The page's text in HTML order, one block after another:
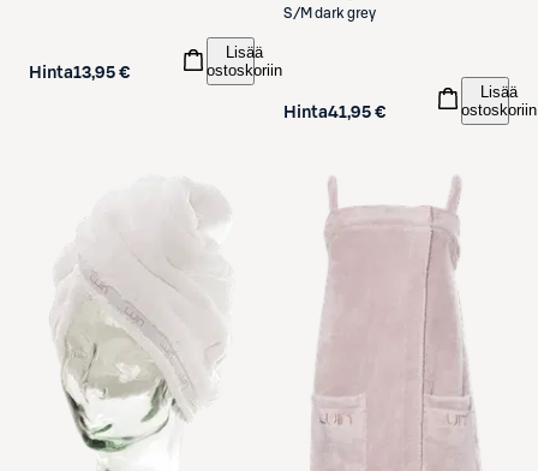
Hinta13,95 €
Lisää
ostoskoriin
S/M dark grey
Hinta41,95 €
Lisää
ostoskoriin